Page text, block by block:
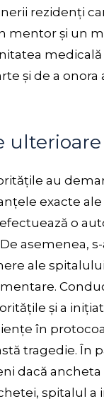
rezidenți
mentor și un
și de a onora
ulterioare
au
exacte ale
o
asemenea,
ale
și a
în
tragedie. În
dacă
spitalul